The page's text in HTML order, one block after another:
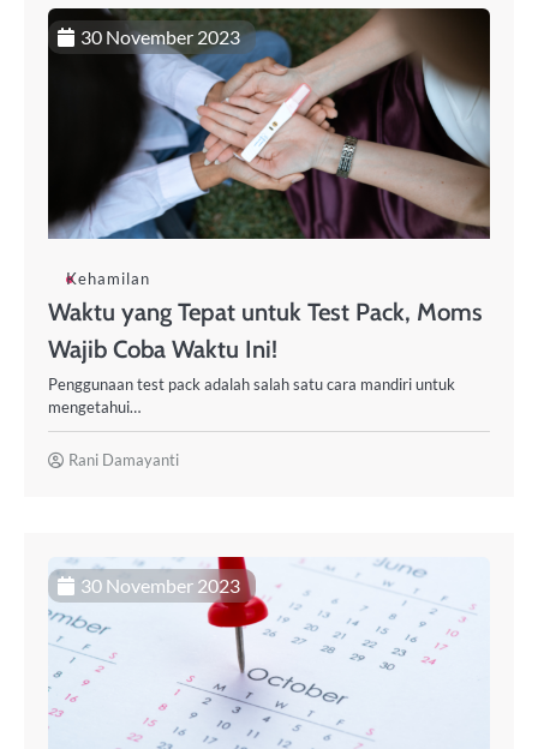
30 November 2023
Kehamilan
Waktu yang Tepat untuk Test Pack, Moms
Wajib Coba Waktu Ini!
Penggunaan test pack adalah salah satu cara mandiri untuk
mengetahui…
Rani Damayanti
30 November 2023